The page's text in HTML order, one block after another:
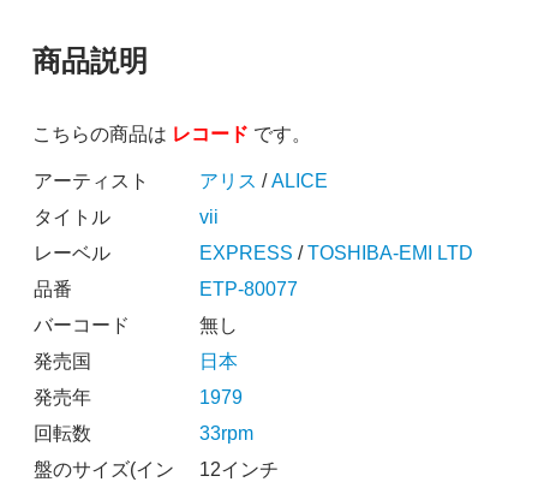
商品説明
こちらの商品は レコード です。
アーティスト アリス /ALICE
タイトル
vii
レーベル
EXPRESS /TOSHIBA-EMI LTD
品番
ETP-80077
バーコード
無し
発売国
日本
発売年
1979
回転数
33rpm
盤のサイズ(イン
12インチ